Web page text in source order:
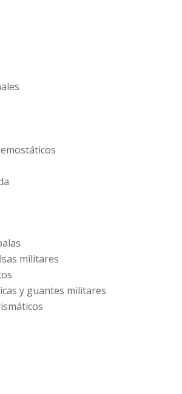
militares
y guantes militares